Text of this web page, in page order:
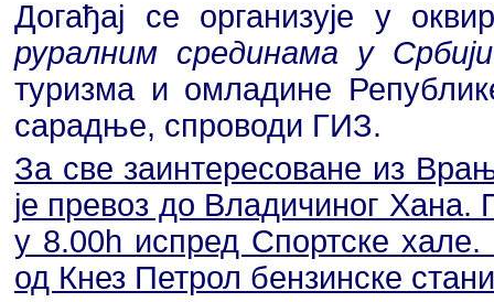
Догађај се организује у
руралним срединама у Србији
туризма и омладине
сарадње, спроводи ГИЗ.
За све заинтересоване из
је превоз до Владичиног Хана.
у 8.00h испред Спортске
од Кнез Петрол бензинске